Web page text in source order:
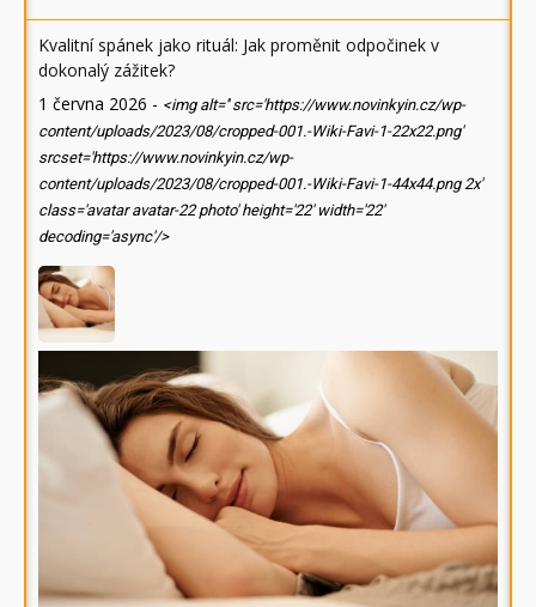
Kvalitní spánek jako rituál: Jak proměnit odpočinek v
dokonalý zážitek?
1 června 2026 - <img alt='' src='https://www.novinkyin.cz/wp-
content/uploads/2023/08/cropped-001.-Wiki-Favi-1-22x22.png'
srcset='https://www.novinkyin.cz/wp-
content/uploads/2023/08/cropped-001.-Wiki-Favi-1-44x44.png 2x'
class='avatar avatar-22 photo' height='22' width='22'
decoding='async'/>